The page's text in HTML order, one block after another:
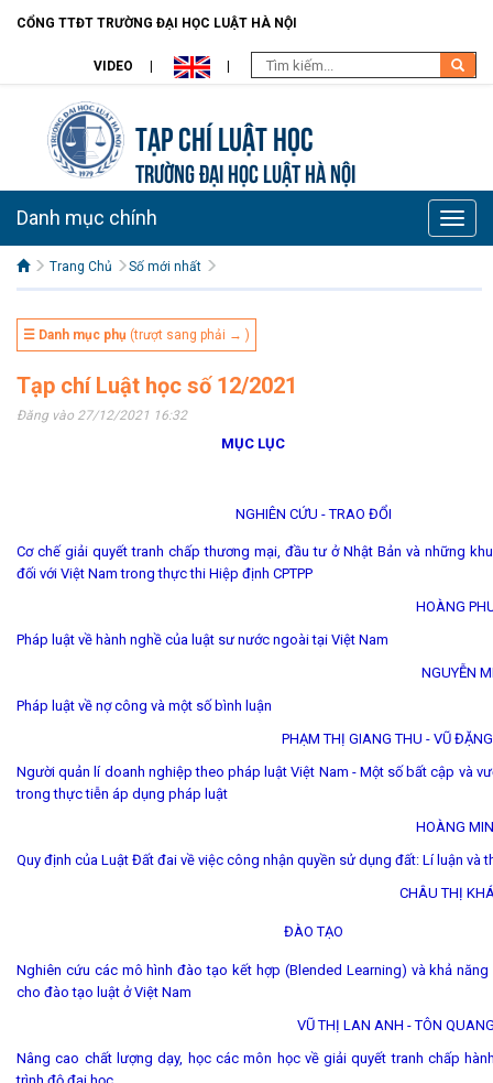
CỔNG TTĐT TRƯỜNG ĐẠI HỌC LUẬT HÀ NỘI
VIDEO
Tạp chí Luật học
TRƯỜNG ĐẠI HỌC LUẬT HÀ NỘI
Toggle
Danh mục chính
Trang Chủ Số mới nhất
☰ Danh mục phụ (trượt sang phải → )
Tạp chí Luật học số 12/2021
Đăng vào 27/12/2021 16:32
MỤC LỤC
NGHIÊN CỨU - TRAO ĐỔI
Cơ chế giải quyết tranh chấp thương mại, đầu tư ở Nhật Bản và những
đối với Việt Nam trong thực thi Hiệp định CPTPP
HOÀNG
Pháp luật về hành nghề của luật sư nước ngoài tại Việt Nam
NGUYỄN
Pháp luật về nợ công và một số bình luận
PHẠM THỊ GIANG THU - VŨ
Người quản lí doanh nghiệp theo pháp luật Việt Nam - Một số bất cập và
trong thực tiễn áp dụng pháp luật
HOÀNG
Quy định của Luật Đất đai về việc công nhận quyền sử dụng đất: Lí luận và
CHÂU THỊ
ĐÀO TẠO
Nghiên cứu các mô hình đào tạo kết hợp (Blended Learning) và khả
cho đào tạo luật ở Việt Nam
VŨ THỊ LAN ANH - TÔN
Nâng cao chất lượng dạy, học các môn học về giải quyết tranh chấp